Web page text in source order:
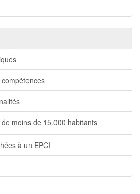
moins de 15.000 habitants
à un EPCI